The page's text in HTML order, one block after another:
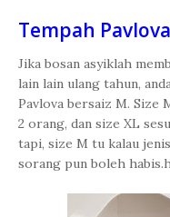
Tempah
Jika bosan asyiklah
lain lain ulang tahun,
Pavlova bersaiz M. Size
2 orang, dan size XL
tapi, size M tu kalau
sorang pun boleh